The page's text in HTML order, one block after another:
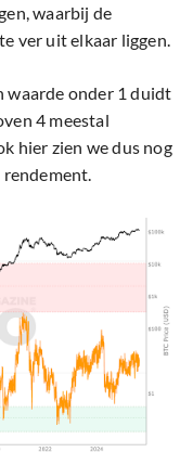
waarbij de
ver uit elkaar liggen.
waarde onder 1 duidt
4 meestal
hier zien we dus nog